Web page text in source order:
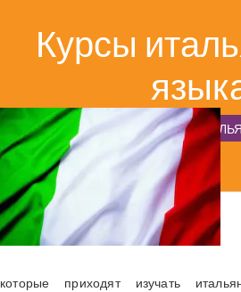
Курсы
ГЛАВНАЯ КУРСЫ
которые приходят изучать